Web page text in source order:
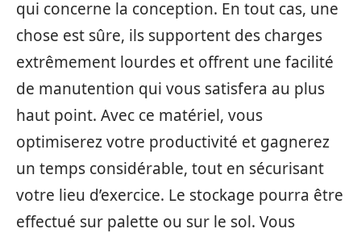
qui concerne la conception. En tout cas, une
chose est sûre, ils supportent des charges
extrêmement lourdes et offrent une facilité
de manutention qui vous satisfera au plus
haut point. Avec ce matériel, vous
optimiserez votre productivité et gagnerez
un temps considérable, tout en sécurisant
votre lieu d’exercice. Le stockage pourra être
effectué sur palette ou sur le sol. Vous